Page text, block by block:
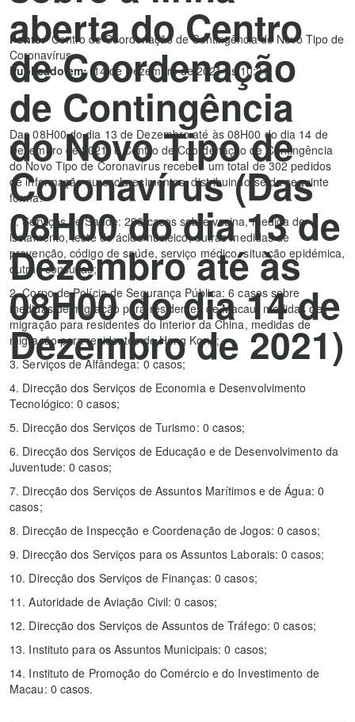
aberta do Centro
de Coordenação
de Contingência
do Novo Tipo de
Coronavírus (Das
08H00 do dia 13 de
Dezembro até às
08H00 do dia 14 de
Dezembro de 2021)
Fonte: Centro de Coordenação de Contingência do Novo Tipo de
Coronavírus
Publicado em: 14 de Dezembro de 2021 às 10:31
Das 08H00 do dia 13 de Dezembro até às 08H00 do dia 14 de
Dezembro de 2021, o Centro de Coordenação de Contingência
do Novo Tipo de Coronavírus recebeu um total de 302 pedidos
de informação ou esclarecimentos, distribuindo-se da seguinte
forma:
1. Serviços de Saúde: 296 casos sobre vacina, medida de
isolamento, teste de ácido nucleico, outras medidas de
prevenção, código de saúde, serviço médico, situação epidémica,
outras consultas;
2. Corpo de Polícia de Segurança Pública: 6 casos sobre
medidas de migração para residentes de Macau, medidas de
migração para residentes do Interior da China, medidas de
migração para residentes de Hong Kong;
3. Serviços de Alfândega: 0 casos;
4. Direcção dos Serviços de Economia e Desenvolvimento
Tecnológico: 0 casos;
5. Direcção dos Serviços de Turismo: 0 casos;
6. Direcção dos Serviços de Educação e de Desenvolvimento da
Juventude: 0 casos;
7. Direcção dos Serviços de Assuntos Marítimos e de Água: 0
casos;
8. Direcção de Inspecção e Coordenação de Jogos: 0 casos;
9. Direcção dos Serviços para os Assuntos Laborais: 0 casos;
10. Direcção dos Serviços de Finanças: 0 casos;
11. Autoridade de Aviação Civil: 0 casos;
12. Direcção dos Serviços de Assuntos de Tráfego: 0 casos;
13. Instituto para os Assuntos Municipais: 0 casos;
14. Instituto de Promoção do Comércio e do Investimento de
Macau: 0 casos.